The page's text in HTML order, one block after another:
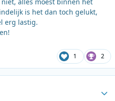
is het dan toch gelukt,
erg lastig.
1 2